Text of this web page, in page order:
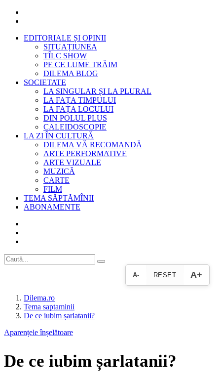
EDITORIALE ȘI OPINII
SITUAȚIUNEA
TÎLC SHOW
PE CE LUME TRĂIM
DILEMA BLOG
SOCIETATE
LA SINGULAR ȘI LA PLURAL
LA FAȚA TIMPULUI
LA FAȚA LOCULUI
DIN POLUL PLUS
CALEIDOSCOPIE
LA ZI ÎN CULTURĂ
DILEMA VĂ RECOMANDĂ
ARTE PERFORMATIVE
ARTE VIZUALE
MUZICĂ
CARTE
FILM
TEMA SĂPTĂMÎNII
ABONAMENTE
A- RESET A+
Dilema.ro
Tema saptaminii
De ce iubim șarlatanii?
Aparențele înșelătoare
De ce iubim șarlatanii?